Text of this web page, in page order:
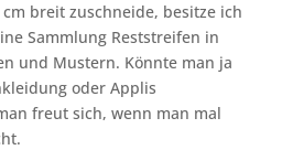
breit zuschneide, besitze ich
Sammlung Reststreifen in
und Mustern. Könnte man ja
oder Applis
freut sich, wenn man mal